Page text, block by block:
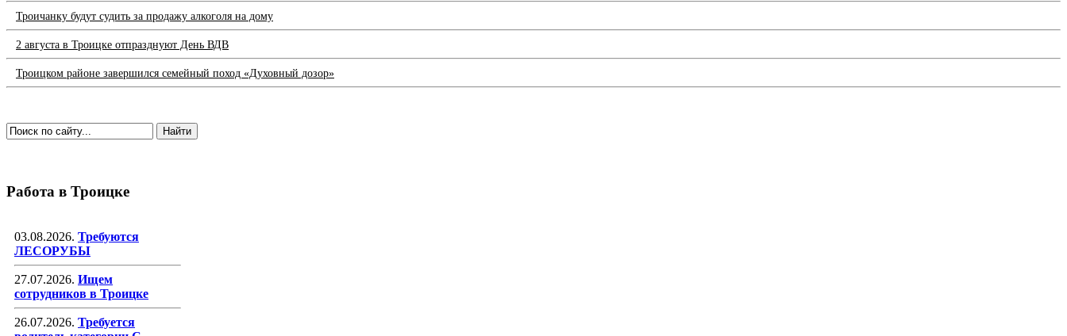
Троичанку будут судить за продажу алкоголя на дому
2 августа в Троицке отпразднуют День ВДВ
Троицком районе завершился семейный поход «Духовный дозор»
Работа в Троицке
03.08.2026. Требуются
ЛЕСОРУБЫ
27.07.2026. Ищем
сотрудников в Троицке
26.07.2026. Требуется